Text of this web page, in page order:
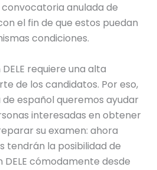
anulada de
el fin de que estos puedan
condiciones.
requiere una alta
de los candidatos. Por eso,
de español queremos ayudar
interesadas en obtener
su examen: ahora
tendrán la posibilidad de
cómodamente desde